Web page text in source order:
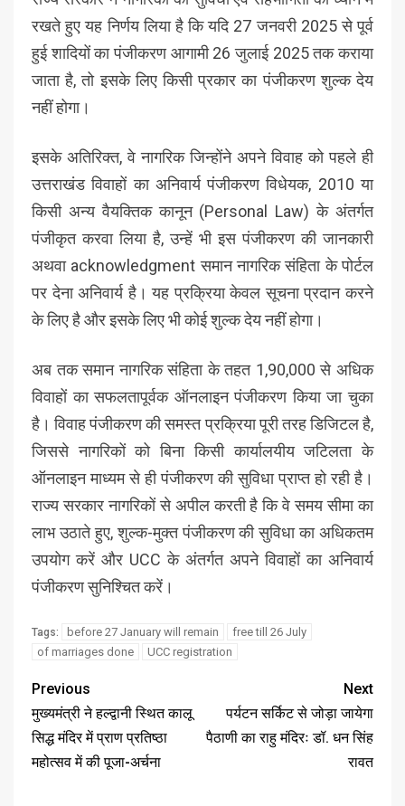
रखते हुए यह निर्णय लिया है कि यदि 27 जनवरी 2025 से पूर्व
हुई शादियों का पंजीकरण आगामी 26 जुलाई 2025 तक कराया
जाता है, तो इसके लिए किसी प्रकार का पंजीकरण शुल्क देय
नहीं होगा।
इसके अतिरिक्त, वे नागरिक जिन्होंने अपने विवाह को पहले ही
उत्तराखंड विवाहों का अनिवार्य पंजीकरण विधेयक, 2010 या
किसी अन्य वैयक्तिक कानून (Personal Law) के अंतर्गत
पंजीकृत करवा लिया है, उन्हें भी इस पंजीकरण की जानकारी
अथवा acknowledgment समान नागरिक संहिता के पोर्टल
पर देना अनिवार्य है। यह प्रक्रिया केवल सूचना प्रदान करने
के लिए है और इसके लिए भी कोई शुल्क देय नहीं होगा।
अब तक समान नागरिक संहिता के तहत 1,90,000 से अधिक
विवाहों का सफलतापूर्वक ऑनलाइन पंजीकरण किया जा चुका
है। विवाह पंजीकरण की समस्त प्रक्रिया पूरी तरह डिजिटल है,
जिससे नागरिकों को बिना किसी कार्यालयीय जटिलता के
ऑनलाइन माध्यम से ही पंजीकरण की सुविधा प्राप्त हो रही है।
राज्य सरकार नागरिकों से अपील करती है कि वे समय सीमा का
लाभ उठाते हुए, शुल्क-मुक्त पंजीकरण की सुविधा का अधिकतम
उपयोग करें और UCC के अंतर्गत अपने विवाहों का अनिवार्य
पंजीकरण सुनिश्चित करें।
Tags: before 27 January will remain
free till 26 July
of marriages done
UCC registration
Previous
मुख्यमंत्री ने हल्द्वानी स्थित कालू
सिद्ध मंदिर में प्राण प्रतिष्ठा
महोत्सव में की पूजा-अर्चना
Next
पर्यटन सर्किट से जोड़ा जायेगा
पैठाणी का राहु मंदिरः डॉ. धन सिंह
रावत